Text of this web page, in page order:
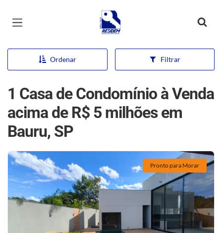
Página inicial
Ordenar Filtrar
1 Casa de Condomínio à Venda
acima de R$ 5 milhões em
Bauru, SP
Pronto para Morar